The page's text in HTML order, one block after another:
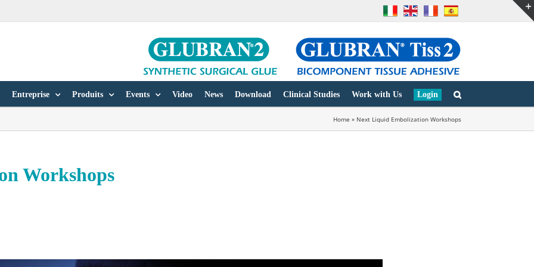
Entreprise Produits Events Video News Download Clinical Studies Work with Us Login
Home » Next Liquid Embolization Workshops
Workshops